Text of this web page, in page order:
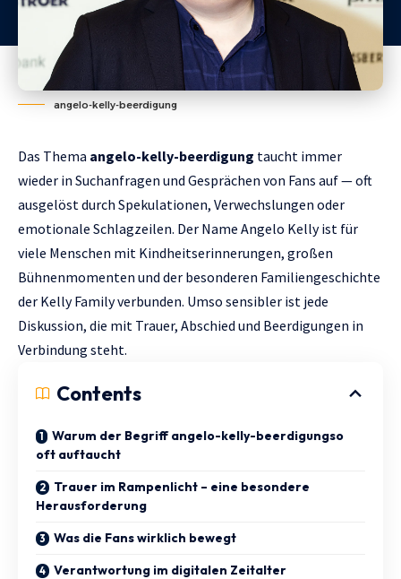
angelo-kelly-beerdigung
Das Thema angelo-kelly-beerdigung taucht immer
wieder in Suchanfragen und Gesprächen von Fans auf — oft
ausgelöst durch Spekulationen, Verwechslungen oder
emotionale Schlagzeilen. Der Name Angelo Kelly ist für
viele Menschen mit Kindheitserinnerungen, großen
Bühnenmomenten und der besonderen Familiengeschichte
der Kelly Family verbunden. Umso sensibler ist jede
Diskussion, die mit Trauer, Abschied und Beerdigungen in
Verbindung steht.
Contents
Warum der Begriff angelo-kelly-beerdigungso
oft auftaucht
Trauer im Rampenlicht – eine besondere
Herausforderung
Was die Fans wirklich bewegt
Verantwortung im digitalen Zeitalter